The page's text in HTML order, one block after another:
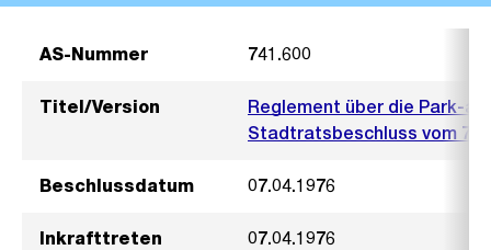
AS-Nummer 741.600
Titel/Version
Reglement über die Park-
Stadtratsbeschluss vom 7.
Beschlussdatum 07.04.1976
Inkrafttreten 07.04.1976